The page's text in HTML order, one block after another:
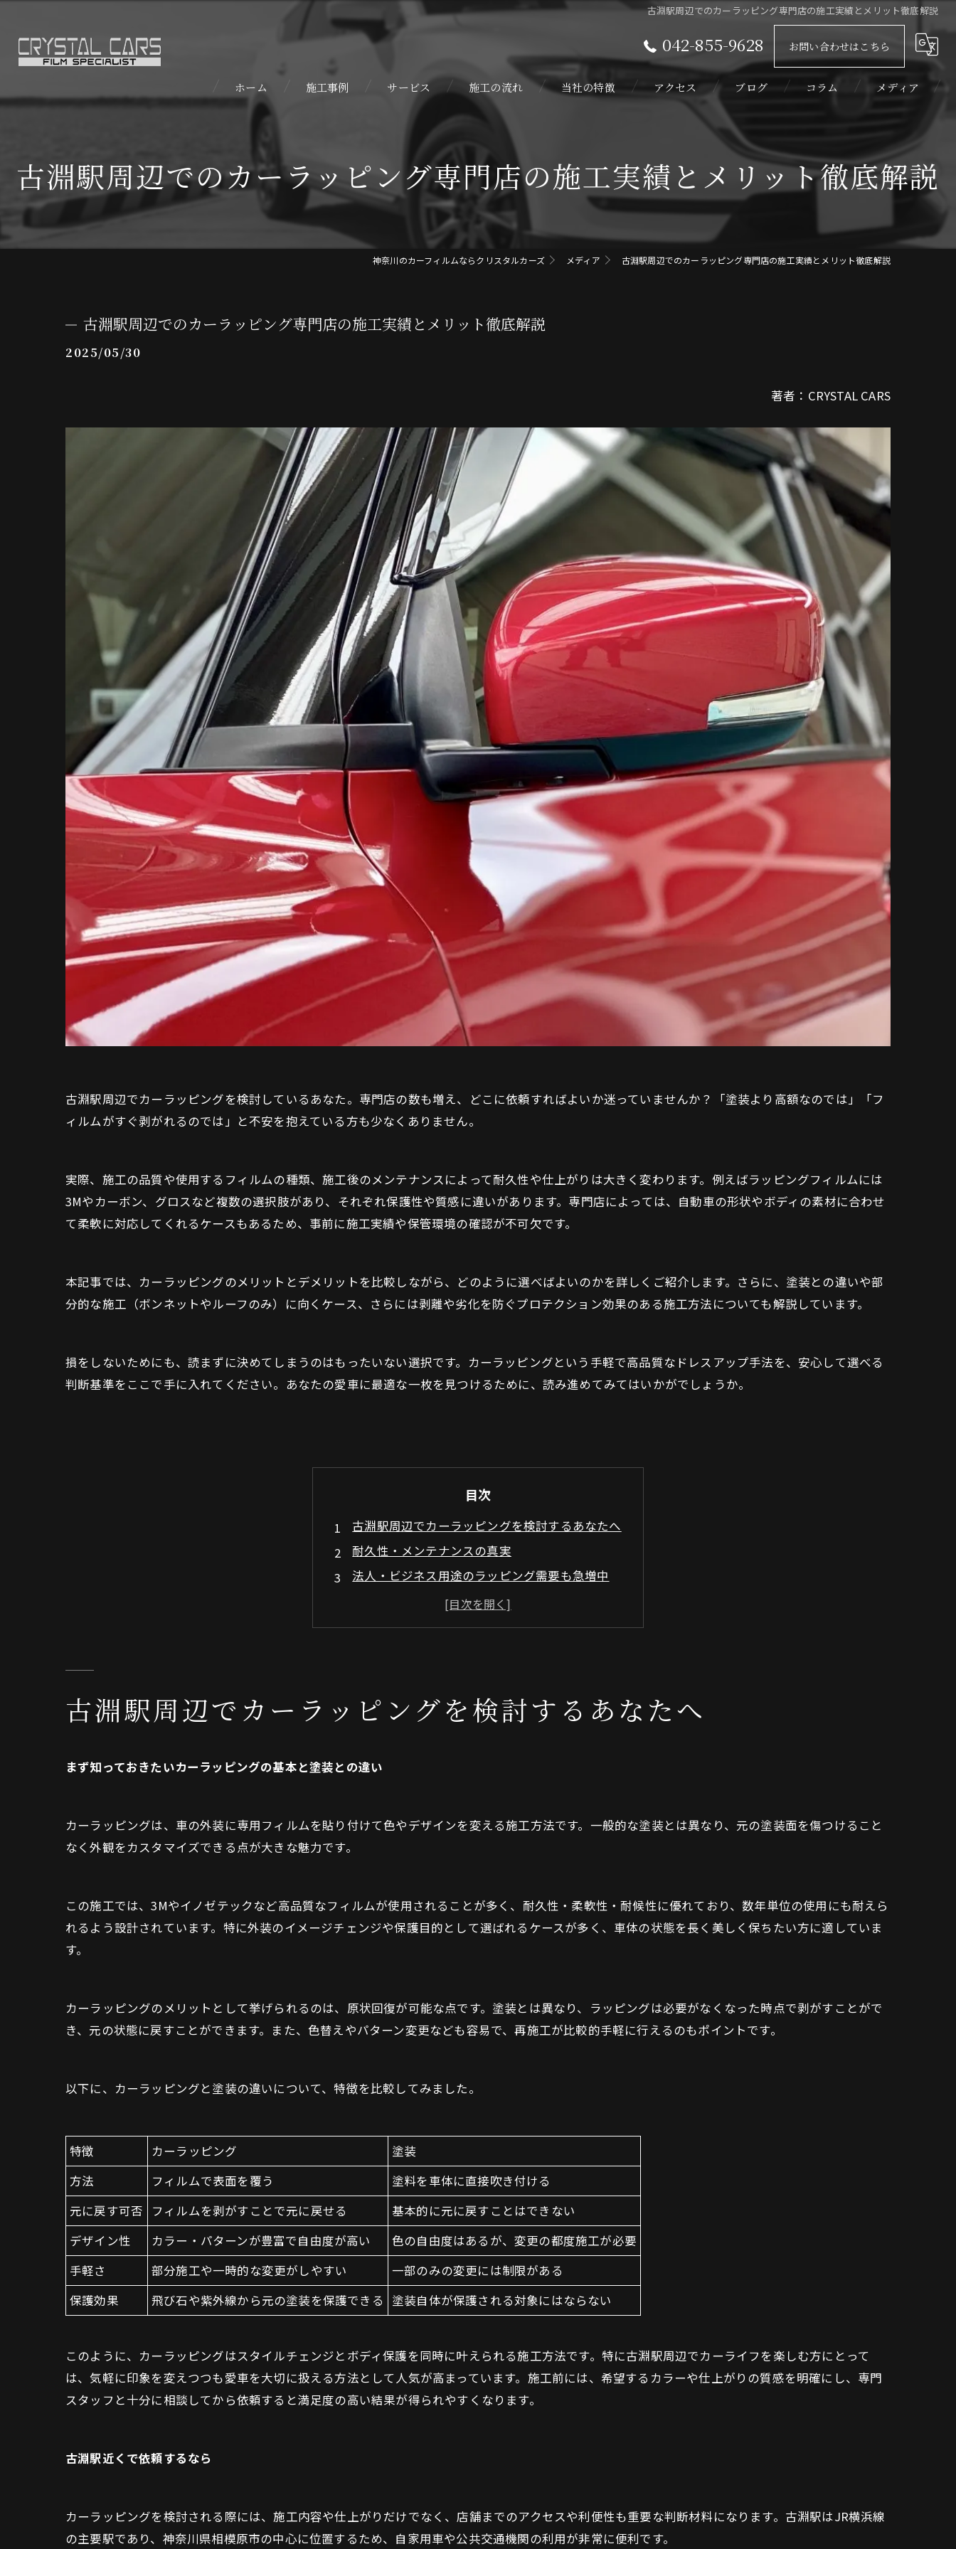
古淵駅周辺でのカーラッピング専門店の施工実績とメリット徹底解説
042-855-9628 お問い合わせはこちら
ホーム 施工事例 サービス 施工の流れ 当社の特徴
カスタム
カーラッピング
コーティング
プロテクションフィルム
アクセス ブログ コラム メディア
古淵駅周辺でのカーラッピング専門店の施工実績とメリット徹底解説
神奈川のカーフィルムならクリスタルカーズ メディア 古淵駅周辺でのカーラッピング専門店の施工実績とメリット徹底解説
古淵駅周辺でのカーラッピング専門店の施工実績とメリット徹底解説
2025/05/30
著者：CRYSTAL CARS
古淵駅周辺でカーラッピングを検討しているあなた。専門店の数も増え、どこに依頼すればよいか迷っていませんか？「塗装より高額なのでは」「フ
ィルムがすぐ剥がれるのでは」と不安を抱えている方も少なくありません。
実際、施工の品質や使用するフィルムの種類、施工後のメンテナンスによって耐久性や仕上がりは大きく変わります。例えばラッピングフィルムには
3Mやカーボン、グロスなど複数の選択肢があり、それぞれ保護性や質感に違いがあります。専門店によっては、自動車の形状やボディの素材に合わせ
て柔軟に対応してくれるケースもあるため、事前に施工実績や保管環境の確認が不可欠です。
本記事では、カーラッピングのメリットとデメリットを比較しながら、どのように選べばよいのかを詳しくご紹介します。さらに、塗装との違いや部
分的な施工（ボンネットやルーフのみ）に向くケース、さらには剥離や劣化を防ぐプロテクション効果のある施工方法についても解説しています。
損をしないためにも、読まずに決めてしまうのはもったいない選択です。カーラッピングという手軽で高品質なドレスアップ手法を、安心して選べる
判断基準をここで手に入れてください。あなたの愛車に最適な一枚を見つけるために、読み進めてみてはいかがでしょうか。
目次
古淵駅周辺でカーラッピングを検討するあなたへ
耐久性・メンテナンスの真実
法人・ビジネス用途のラッピング需要も急増中
よくある質問
カーラッピングの基礎知識
会社概要
対応地域
古淵駅周辺でカーラッピングを検討するあなたへ
まず知っておきたいカーラッピングの基本と塗装との違い
カーラッピングは、車の外装に専用フィルムを貼り付けて色やデザインを変える施工方法です。一般的な塗装とは異なり、元の塗装面を傷つけること
なく外観をカスタマイズできる点が大きな魅力です。
この施工では、3Mやイノゼテックなど高品質なフィルムが使用されることが多く、耐久性・柔軟性・耐候性に優れており、数年単位の使用にも耐えら
れるよう設計されています。特に外装のイメージチェンジや保護目的として選ばれるケースが多く、車体の状態を長く美しく保ちたい方に適していま
す。
カーラッピングのメリットとして挙げられるのは、原状回復が可能な点です。塗装とは異なり、ラッピングは必要がなくなった時点で剥がすことがで
き、元の状態に戻すことができます。また、色替えやパターン変更なども容易で、再施工が比較的手軽に行えるのもポイントです。
以下に、カーラッピングと塗装の違いについて、特徴を比較してみました。
特徴 カーラッピング
塗装
方法
フィルムで表面を覆う
塗料を車体に直接吹き付ける
元に戻す可否
フィルムを剥がすことで元に戻せる
基本的に元に戻すことはできない
デザイン性
カラー・パターンが豊富で自由度が高い
色の自由度はあるが、変更の都度施工が必要
手軽さ
部分施工や一時的な変更がしやすい
一部のみの変更には制限がある
保護効果
飛び石や紫外線から元の塗装を保護できる 塗装自体が保護される対象にはならない
このように、カーラッピングはスタイルチェンジとボディ保護を同時に叶えられる施工方法です。特に古淵駅周辺でカーライフを楽しむ方にとって
は、気軽に印象を変えつつも愛車を大切に扱える方法として人気が高まっています。施工前には、希望するカラーや仕上がりの質感を明確にし、専門
スタッフと十分に相談してから依頼すると満足度の高い結果が得られやすくなります。
古淵駅近くで依頼するなら
カーラッピングを検討される際には、施工内容や仕上がりだけでなく、店舗までのアクセスや利便性も重要な判断材料になります。古淵駅はJR横浜線
の主要駅であり、神奈川県相模原市の中心に位置するため、自家用車や公共交通機関の利用が非常に便利です。